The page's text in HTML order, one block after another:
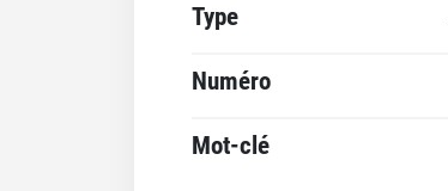
Type
Numéro
Mot-clé